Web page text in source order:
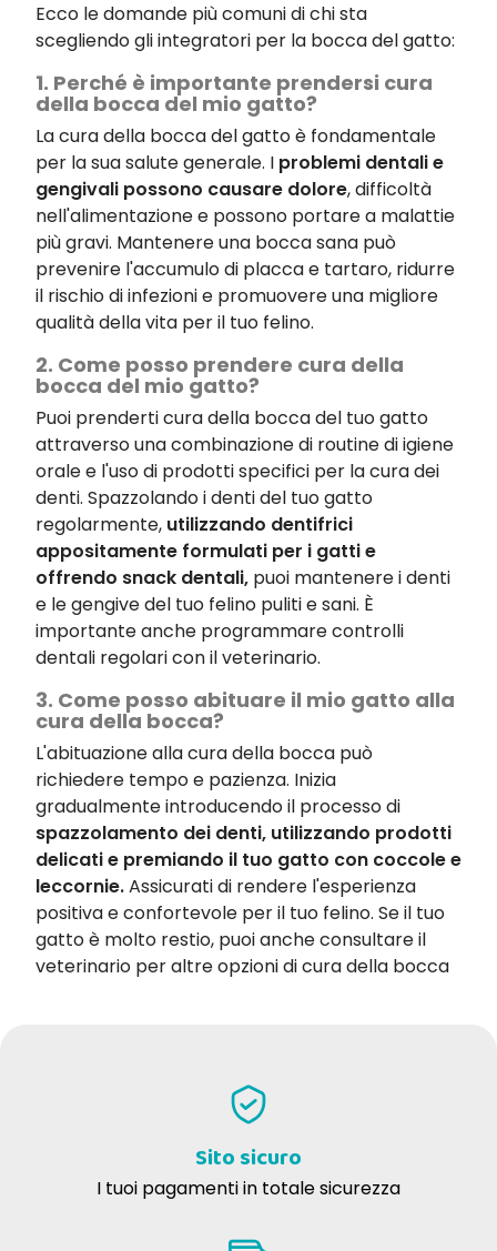
Ecco le domande più comuni di chi sta
scegliendo gli integratori per la bocca del gatto:
1. Perché è importante prendersi cura
della bocca del mio gatto?
La cura della bocca del gatto è fondamentale
per la sua salute generale. I problemi dentali e
gengivali possono causare dolore, difficoltà
nell'alimentazione e possono portare a malattie
più gravi. Mantenere una bocca sana può
prevenire l'accumulo di placca e tartaro, ridurre
il rischio di infezioni e promuovere una migliore
qualità della vita per il tuo felino.
2. Come posso prendere cura della
bocca del mio gatto?
Puoi prenderti cura della bocca del tuo gatto
attraverso una combinazione di routine di igiene
orale e l'uso di prodotti specifici per la cura dei
denti. Spazzolando i denti del tuo gatto
regolarmente, utilizzando dentifrici
appositamente formulati per i gatti e
offrendo snack dentali, puoi mantenere i denti
e le gengive del tuo felino puliti e sani. È
importante anche programmare controlli
dentali regolari con il veterinario.
3. Come posso abituare il mio gatto alla
cura della bocca?
L'abituazione alla cura della bocca può
richiedere tempo e pazienza. Inizia
gradualmente introducendo il processo di
spazzolamento dei denti, utilizzando prodotti
delicati e premiando il tuo gatto con coccole e
leccornie.Assicurati di rendere l'esperienza
positiva e confortevole per il tuo felino. Se il tuo
gatto è molto restio, puoi anche consultare il
veterinario per altre opzioni di cura della bocca
Sito sicuro
I tuoi pagamenti in totale sicurezza